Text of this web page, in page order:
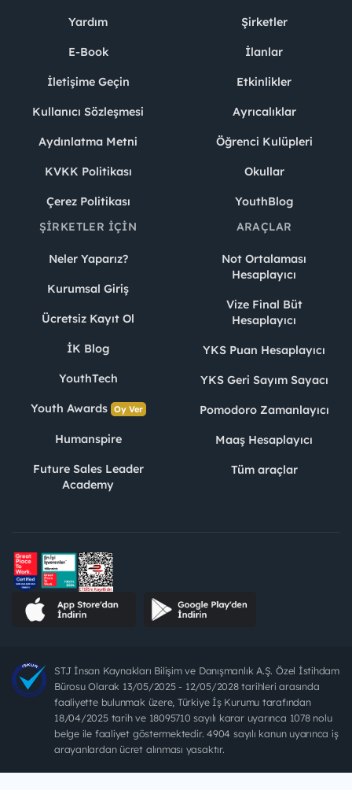
Yardım
E-Book
İletişime Geçin
Kullanıcı Sözleşmesi
Aydınlatma Metni
KVKK Politikası
Çerez Politikası
Şirketler
İlanlar
Etkinlikler
Ayrıcalıklar
Öğrenci Kulüpleri
Okullar
YouthBlog
ŞIRKETLER İÇIN
Neler Yaparız?
Kurumsal Giriş
Ücretsiz Kayıt Ol
İK Blog
YouthTech
Youth Awards Oy Ver
Humanspire
Future Sales Leader
Academy
ARAÇLAR
Not Ortalaması
Hesaplayıcı
Vize Final Büt
Hesaplayıcı
YKS Puan Hesaplayıcı
YKS Geri Sayım Sayacı
Pomodoro Zamanlayıcı
Maaş Hesaplayıcı
Tüm araçlar
STJ İnsan Kaynakları Bilişim ve Danışmanlık A.Ş. Özel İstihdam
Bürosu Olarak 13/05/2025 - 12/05/2028 tarihleri arasında
faaliyette bulunmak üzere, Türkiye İş Kurumu tarafından
18/04/2025 tarih ve 18095710 sayılı karar uyarınca 1078 nolu
belge ile faaliyet göstermektedir. 4904 sayılı kanun uyarınca iş
arayanlardan ücret alınması yasaktır.